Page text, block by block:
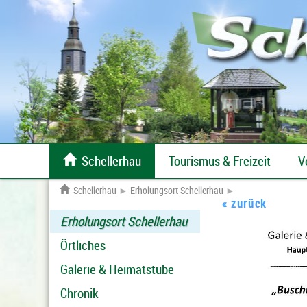
Schellerhau ► Erholungsort Schellerhau ►
Erholungsort Schellerhau
Örtliches
Galerie & Heimatstube
Chronik
« zurück
Schellerhau Tourismus & Freizeit